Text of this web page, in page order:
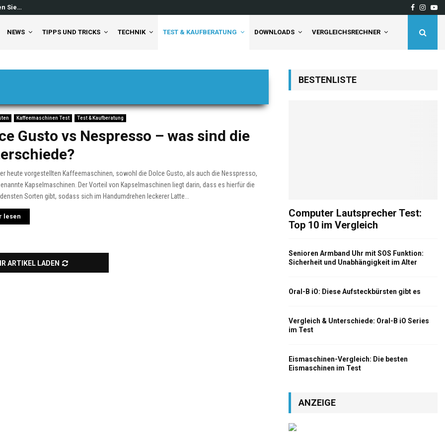
Sie… Tineco Floor One S5 Pro
Facebook
NEWS TIPPS UND TRICKS TECHNIK TEST & KAUFBERATUNG DOWNLOADS VERGLEICHSRECHNER
Kaffeemaschinen Test Test & Kaufberatung
Gusto vs Nespresso – was sind die
heute vorgestellten Kaffeemaschinen, sowohl die Dolce Gusto, als auch die Nesspresso,
Kapselmaschinen. Der Vorteil von Kapselmaschinen liegt darin, dass es hierfür die
Sorten gibt, sodass sich im Handumdrehen leckerer Latte...
lesen
ARTIKEL LADEN
BESTENLISTE
Computer Lautsprecher Test:
Top 10 im Vergleich
Senioren Armband Uhr mit SOS Funktion:
Sicherheit und Unabhängigkeit im Alter
Oral-B iO: Diese Aufsteckbürsten gibt es
Vergleich & Unterschiede: Oral-B iO Series
im Test
Eismaschinen-Vergleich: Die besten
Eismaschinen im Test
ANZEIGE